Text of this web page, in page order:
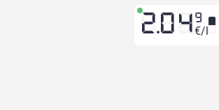
2.04 9
€/l